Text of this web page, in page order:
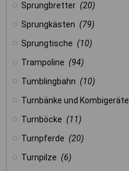
Sprungbretter (20)
Sprungkästen (79)
Sprungtische (10)
Trampoline (94)
Tumblingbahn (10)
Turnbänke und Kombigeräte
Turnböcke (11)
Turnpferde (20)
Turnpilze (6)